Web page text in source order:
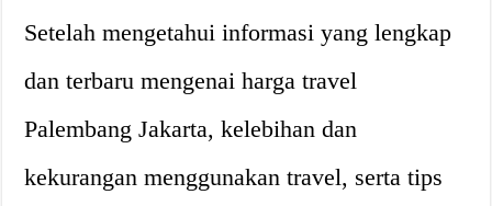
Setelah mengetahui informasi yang lengkap
dan terbaru mengenai harga travel
Palembang Jakarta, kelebihan dan
kekurangan menggunakan travel, serta tips